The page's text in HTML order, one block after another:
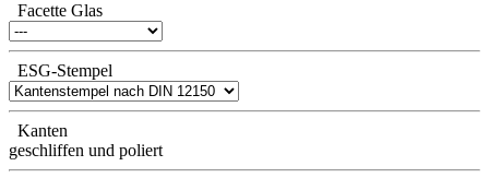
Facette Glas
ESG-Stempel
Kanten
geschliffen und poliert